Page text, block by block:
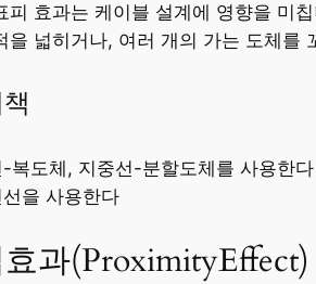
피 효과는 케이블 설계에 영향을 미
을 넓히거나, 여러 개의 가는 도체를
-복도체, 지중선-분할도체를 사용한다
을 사용한다
과(ProximityEffect)